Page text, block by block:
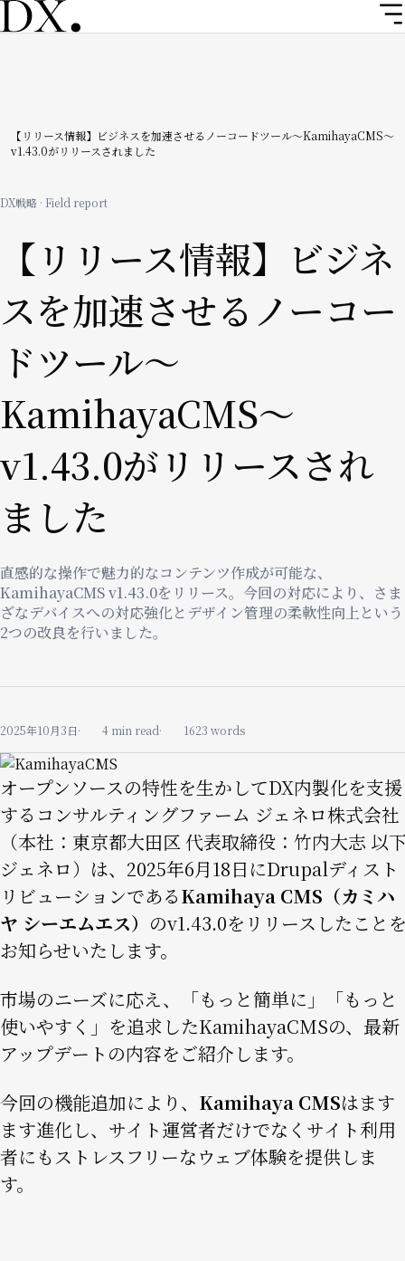
メ
イ
ツ
移
パ
く
ず
【リリース情報】ビジネスを加速させるノーコードツール〜KamihayaCMS〜
v1.43.0がリリースされました
DX戦略 · Field report
【リリース情報】ビジネ
スを加速させるノーコー
ドツール〜
KamihayaCMS〜
v1.43.0がリリースされ
ました
直感的な操作で魅力的なコンテンツ作成が可能な、
KamihayaCMS v1.43.0をリリース。今回の対応により、さま
ざなデバイスへの対応強化とデザイン管理の柔軟性向上という
2つの改良を行いました。
2025年10月3日 4 min read 1623 words
Image
オープンソースの特性を生かしてDX内製化を支援
するコンサルティングファーム ジェネロ株式会社
（本社：東京都大田区 代表取締役：竹内大志 以
ジェネロ）は、2025年6月18日にDrupalディスト
リビューションであるKamihaya CMS（カミハ
ヤ シーエムエス） のv1.43.0をリリースしたこと
お知らせいたします。
市場のニーズに応え、「もっと簡単に」「もっと
使いやすく」を追求したKamihayaCMSの、最新
アップデートの内容をご紹介します。
今回の機能追加により、 Kamihaya CMSはます
ます進化し、サイト運営者だけでなくサイト利用
者にもストレスフリーなウェブ体験を提供しま
す。